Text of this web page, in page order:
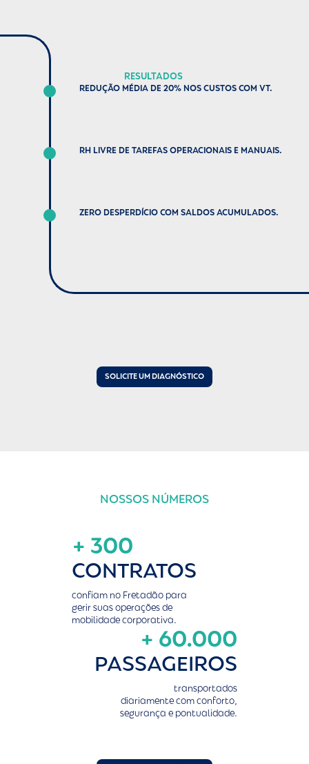
RESULTADOS
REDUÇÃO MÉDIA DE 20% NOS CUSTOS COM VT.
RH LIVRE DE TAREFAS OPERACIONAIS E MANUAIS.
ZERO DESPERDÍCIO COM SALDOS ACUMULADOS.
SOLICITE UM DIAGNÓSTICO
NOSSOS NÚMEROS
+ 300
CONTRATOS
confiam no Fretadão para
gerir suas operações de
mobilidade corporativa.
+ 60.000
PASSAGEIROS
transportados
diariamente com conforto,
segurança e pontualidade.